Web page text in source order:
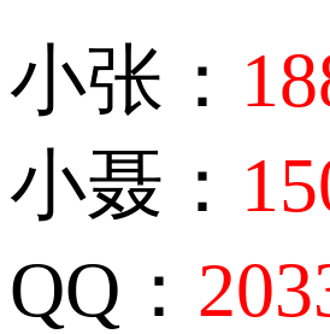
小张：
小聂：
QQ：